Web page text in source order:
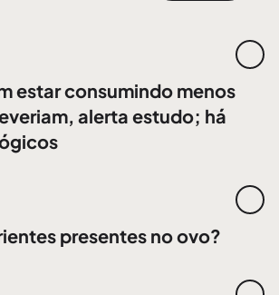
estar consumindo menos
alerta estudo; há
presentes no ovo?